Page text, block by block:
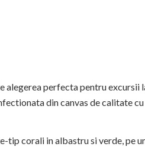
alegerea perfecta pentru excursii
din canvas de calitate cu
tip corali in albastru si verde, pe